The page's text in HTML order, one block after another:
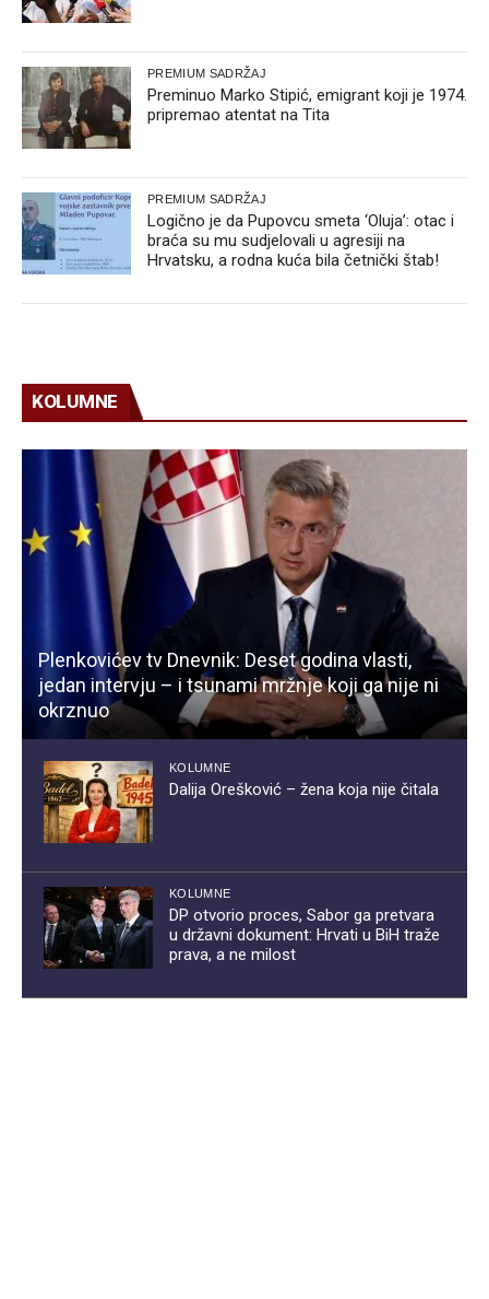
PREMIUM SADRŽAJ
Preminuo Marko Stipić, emigrant koji je 1974.
pripremao atentat na Tita
PREMIUM SADRŽAJ
Logično je da Pupovcu smeta ‘Oluja’: otac i
braća su mu sudjelovali u agresiji na
Hrvatsku, a rodna kuća bila četnički štab!
KOLUMNE
Plenkovićev tv Dnevnik: Deset godina vlasti,
jedan intervju – i tsunami mržnje koji ga nije ni
okrznuo
KOLUMNE
Dalija Orešković – žena koja nije čitala
KOLUMNE
DP otvorio proces, Sabor ga pretvara
u državni dokument: Hrvati u BiH traže
prava, a ne milost